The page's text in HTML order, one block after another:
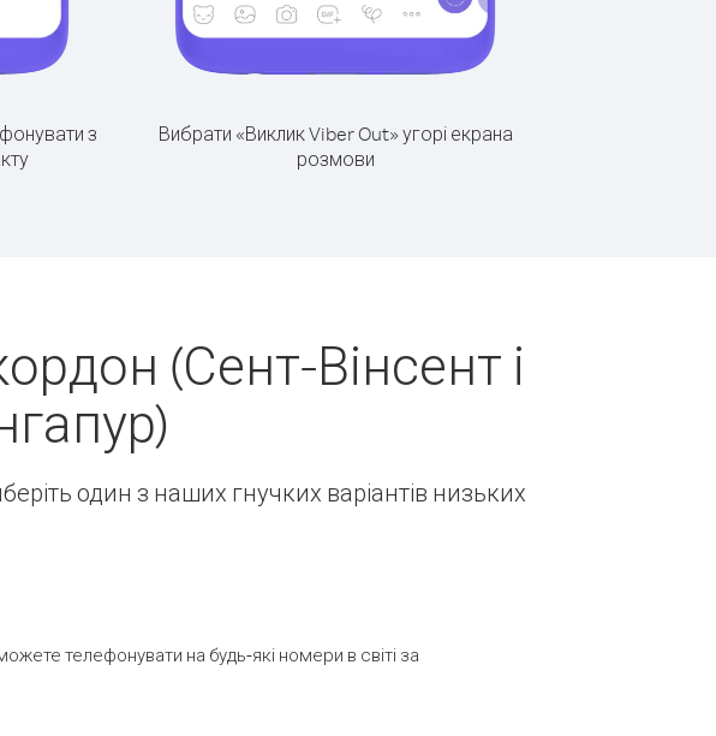
з
Вибрати «Виклик Viber Out» угорі екрана
розмови
(Сент-Вінсент і
один з наших гнучких варіантів низьких
телефонувати на будь-які номери в світі за